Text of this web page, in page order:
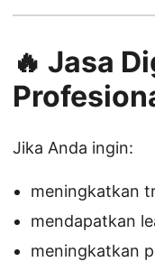
🔥 Jasa
Jika Anda ingin:
meningkatkan
mendapatkan
meningkatkan